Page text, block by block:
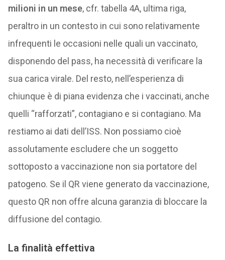
milioni in un mese, cfr. tabella 4A, ultima riga,
peraltro in un contesto in cui sono relativamente
infrequenti le occasioni nelle quali un vaccinato,
disponendo del pass, ha necessità di verificare la
sua carica virale. Del resto, nell’esperienza di
chiunque è di piana evidenza che i vaccinati, anche
quelli “rafforzati”, contagiano e si contagiano. Ma
restiamo ai dati dell’ISS. Non possiamo cioè
assolutamente escludere che un soggetto
sottoposto a vaccinazione non sia portatore del
patogeno. Se il QR viene generato da vaccinazione,
questo QR non offre alcuna garanzia di bloccare la
diffusione del contagio.
La finalità effettiva